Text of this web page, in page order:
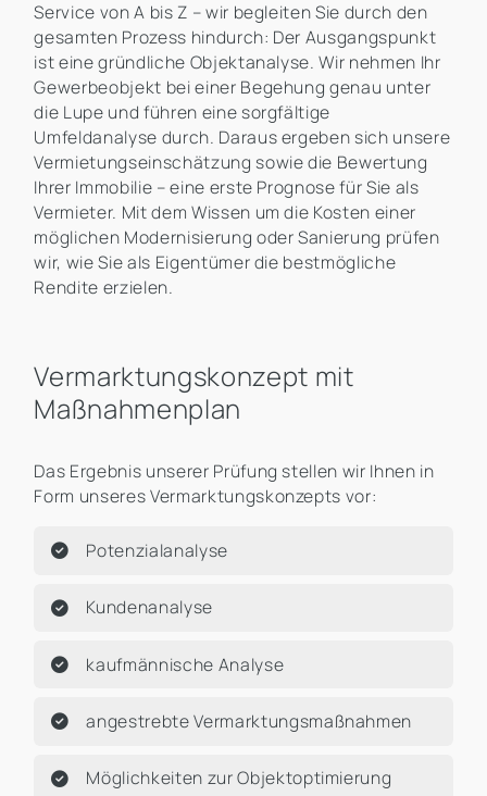
Service von A bis Z – wir begleiten Sie durch den
gesamten Prozess hindurch: Der Ausgangspunkt
ist eine gründliche Objektanalyse. Wir nehmen Ihr
Gewerbeobjekt bei einer Begehung genau unter
die Lupe und führen eine sorgfältige
Umfeldanalyse durch. Daraus ergeben sich unsere
Vermietungseinschätzung sowie die Bewertung
Ihrer Immobilie – eine erste Prognose für Sie als
Vermieter. Mit dem Wissen um die Kosten einer
möglichen Modernisierung oder Sanierung prüfen
wir, wie Sie als Eigentümer die bestmögliche
Rendite erzielen.
Vermarktungskonzept mit
Maßnahmenplan
Das Ergebnis unserer Prüfung stellen wir Ihnen in
Form unseres Vermarktungskonzepts vor:
Potenzialanalyse
Kundenanalyse
kaufmännische Analyse
angestrebte Vermarktungsmaßnahmen
Möglichkeiten zur Objektoptimierung